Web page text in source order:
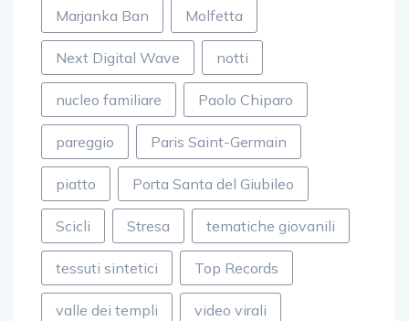
Marjanka Ban Molfetta
Next Digital Wave notti
nucleo familiare Paolo Chiparo
pareggio Paris Saint-Germain
piatto Porta Santa del Giubileo
Scicli Stresa tematiche giovanili
tessuti sintetici Top Records
valle dei templi video virali